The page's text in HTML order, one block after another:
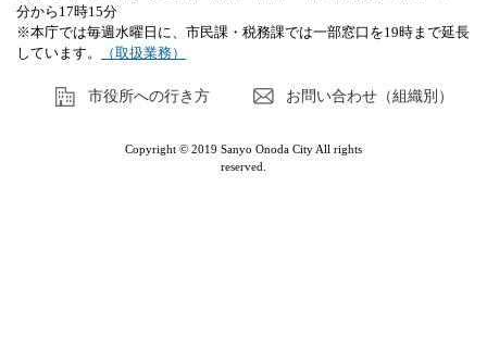
分から17時15分
※本庁では毎週水曜日に、市民課・税務課では一部窓口を19時まで延長
しています。
（取扱業務）
市役所への行き方 お問い合わせ（組織別）
Copyright © 2019 Sanyo Onoda City All rights
reserved.